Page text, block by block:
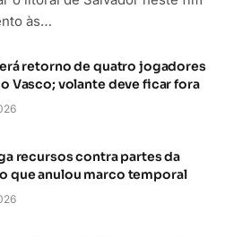
às…
retorno de quatro jogadores
Vasco; volante deve ficar fora
recursos contra partes da
que anulou marco temporal